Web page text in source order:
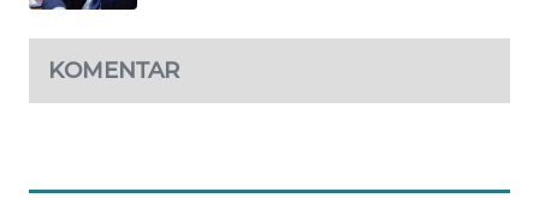
KOMENTAR
WN
BORNEO